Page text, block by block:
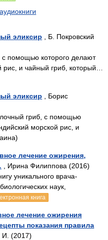
аудиокниги
эликсир , Б. Покровский
с помощью которого делают
и чайный гриб, который…
эликсир , Борис
гриб, с помощью
морской рис, и
лечение ожирения,
, Ирина Филиппова (2016)
уникального врача-
наук,
книга
лечение ожирения
показания правила
И. (2017)